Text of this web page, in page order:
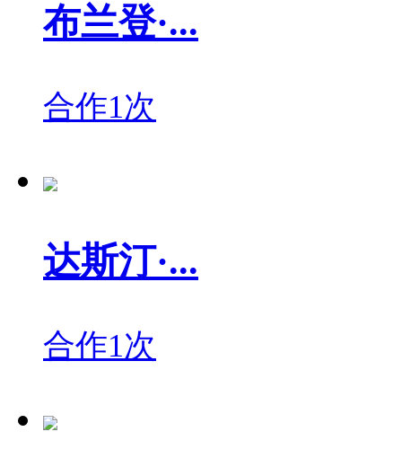
布兰登·...
合作1次
达斯汀·...
合作1次